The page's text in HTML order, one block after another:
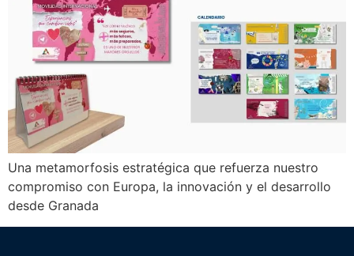
Una metamorfosis estratégica que refuerza nuestro
compromiso con Europa, la innovación y el desarrollo
desde Granada